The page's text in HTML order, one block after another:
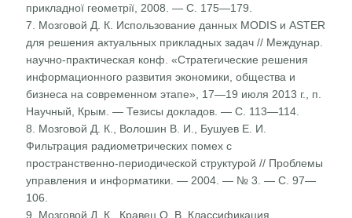
прикладної геометрії, 2008. — С. 175—179.
7. Мозговой Д. К. Использование данных MODIS и ASTER
для решения актуальных прикладных задач // Междунар.
научно-практическая конф. «Стратегические решения
информационного развития экономики, общества и
бизнеса на современном этапе», 17—19 июля 2013 г., п.
Научный, Крым. — Тезисы докладов. — С. 113—114.
8. Мозговой Д. К., Волошин В. И., Бушуев Е. И.
Фильтрация радиометрических помех с
пространственно-периодической структурой // Проблемы
управления и информатики. — 2004. — № 3. — С. 97—
106.
9. Мозговой Д. К., Кравец О. В. Классификация